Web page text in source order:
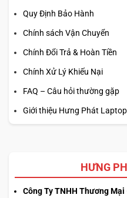
Quy Định Bảo Hành
Chính sách Vận Chuyển
Chính Đổi Trả & Hoàn Tiền
Chính Xử Lý Khiếu Nại
FAQ – Câu hỏi thường gặp
Giới thiệu Hưng Phát Laptop
HƯNG
Công Ty TNHH Thương